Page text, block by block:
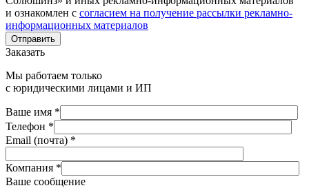
и ознакомлен с согласием на получение рассылки рекламно-
информационных материалов
Отправить
Заказать
Мы работаем только
с юридическими лицами и ИП
Ваше имя *
Телефон *
Email (почта) *
Компания *
Ваше сообщение